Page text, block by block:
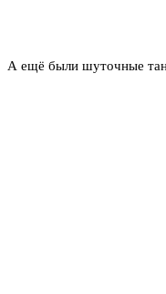
А ещё были шуточные